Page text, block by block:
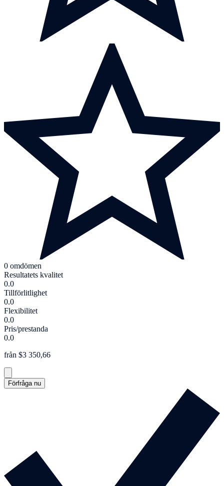
0 omdömen
Resultatets kvalitet
0.0
Tillförlitlighet
0.0
Flexibilitet
0.0
Pris/prestanda
0.0
från $3 350,66
Förfråga nu